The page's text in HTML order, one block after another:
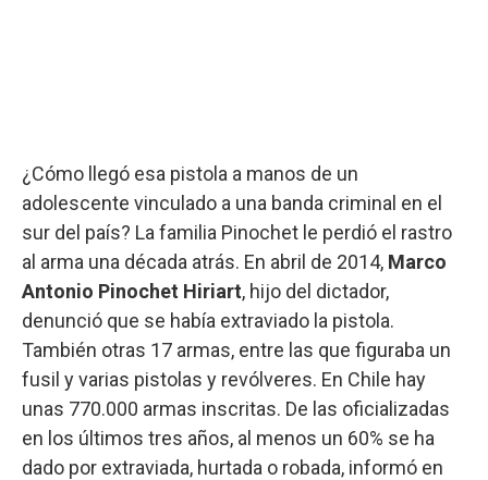
¿Cómo llegó esa pistola a manos de un
adolescente vinculado a una banda criminal en el
sur del país? La familia Pinochet le perdió el rastro
al arma una década atrás. En abril de 2014, Marco
Antonio Pinochet Hiriart, hijo del dictador,
denunció que se había extraviado la pistola.
También otras 17 armas, entre las que figuraba un
fusil y varias pistolas y revólveres. En Chile hay
unas 770.000 armas inscritas. De las oficializadas
en los últimos tres años, al menos un 60% se ha
dado por extraviada, hurtada o robada, informó en